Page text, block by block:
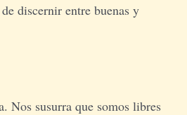
discernir entre buenas y
Nos susurra que somos libres